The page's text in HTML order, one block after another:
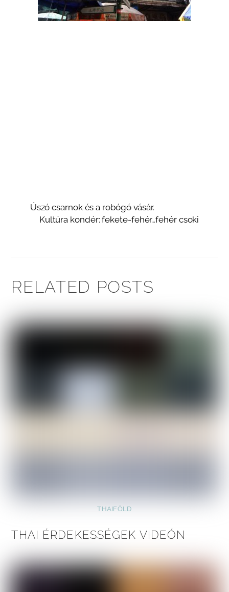
Úszó csarnok és a robógó vásár.
Kultúra kondér: fekete-fehér…fehér csoki
RELATED POSTS
THAIFÖLD
THAI ÉRDEKESSÉGEK VIDEÓN